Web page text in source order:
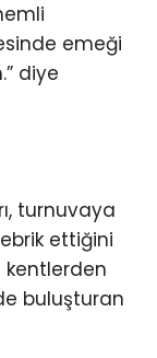
emeği
diye
turnuvaya
ettiğini
kentlerden
buluşturan